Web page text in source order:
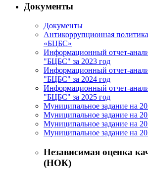
Документы
Документы
Антикоррупционная
«БЦБС»
Информационный отчет-
"БЦБС" за 2023 год
Информационный отчет-
"БЦБС" за 2024 год
Информационный отчет-
"БЦБС" за 2025 год
Муниципальное задание на
Муниципальное задание на
Муниципальное задание на
Муниципальное задание на
Независимая оценка
(НОК)